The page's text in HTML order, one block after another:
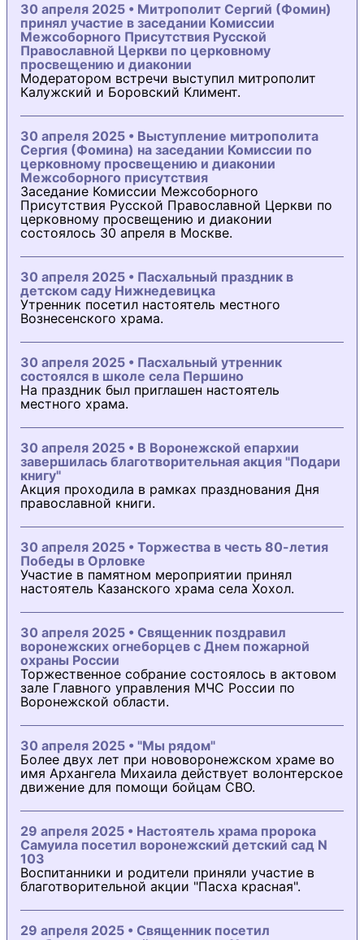
30 апреля 2025 • Митрополит Сергий (Фомин)
принял участие в заседании Комиссии
Межсоборного Присутствия Русской
Православной Церкви по церковному
просвещению и диаконии
Модератором встречи выступил митрополит
Калужский и Боровский Климент.
30 апреля 2025 • Выступление митрополита
Сергия (Фомина) на заседании Комиссии по
церковному просвещению и диаконии
Межсоборного присутствия
Заседание Комиссии Межсоборного
Присутствия Русской Православной Церкви по
церковному просвещению и диаконии
состоялось 30 апреля в Москве.
30 апреля 2025 • Пасхальный праздник в
детском саду Нижнедевицка
Утренник посетил настоятель местного
Вознесенского храма.
30 апреля 2025 • Пасхальный утренник
состоялся в школе села Першино
На праздник был приглашен настоятель
местного храма.
30 апреля 2025 • В Воронежской епархии
завершилась благотворительная акция "Подари
книгу"
Акция проходила в рамках празднования Дня
православной книги.
30 апреля 2025 • Торжества в честь 80-летия
Победы в Орловке
Участие в памятном мероприятии принял
настоятель Казанского храма села Хохол.
30 апреля 2025 • Священник поздравил
воронежских огнеборцев с Днем пожарной
охраны России
Торжественное собрание состоялось в актовом
зале Главного управления МЧС России по
Воронежской области.
30 апреля 2025 • "Мы рядом"
Более двух лет при нововоронежском храме во
имя Архангела Михаила действует волонтерское
движение для помощи бойцам СВО.
29 апреля 2025 • Настоятель храма пророка
Самуила посетил воронежский детский сад N
103
Воспитанники и родители приняли участие в
благотворительной акции "Пасха красная".
29 апреля 2025 • Священник посетил